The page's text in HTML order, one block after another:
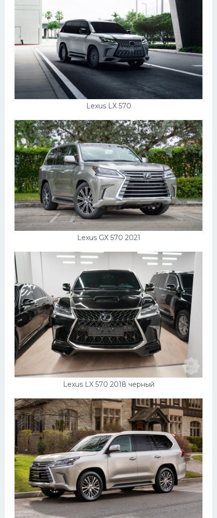
Lexus LX 570
Lexus GX 570 2021
Lexus LX 570 2018 черный